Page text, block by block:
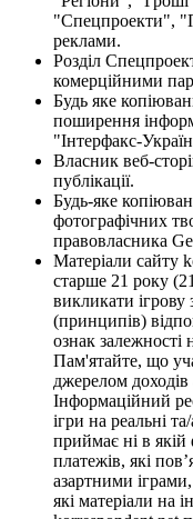
"Спецпроекти",
реклами.
Розділ
комерційними
Будь яке
поширення
"Інтерфакс-
Власник веб-
публікації.
Будь-яке
фотографічних
правовласника
Матеріали сайту
старше 21 року
викликати
(принципів)
ознак залежності
Пам'ятайте, що
джерелом
Інформаційний
ігри на реальні
приймає ні в
платежів, які
азартними
які матеріали на